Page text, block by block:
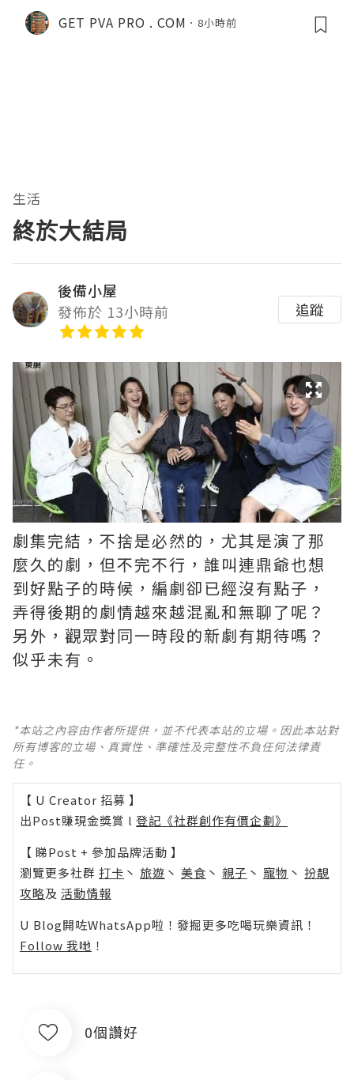
GET PVA PRO . COM 8小時前
生活
終於大結局
後備小屋
發佈於 13小時前
追蹤
劇集完結，不捨是必然的，尤其是演了那
麼久的劇，但不完不行，誰叫連鼎爺也想
到好點子的時候，編劇卻已經沒有點子，
弄得後期的劇情越來越混亂和無聊了呢？ ​​​
另外，觀眾對同一時段的新劇有期待嗎？
似乎未有。
*本站之內容由作者所提供，並不代表本站的立場。因此本站對
所有博客的立場、真實性、準確性及完整性不負任何法律責
任。
【 U Creator 招募 】
出Post賺現金獎賞 l 登記《社群創作有價企劃》
【 睇Post + 參加品牌活動 】
瀏覽更多社群 打卡 丶 旅遊 丶 美食 丶 親子 丶 寵物 丶 扮靚
攻略及 活動情報
U Blog開咗WhatsApp啦！發掘更多吃喝玩樂資訊！
Follow 我哋 ！
0個讚好